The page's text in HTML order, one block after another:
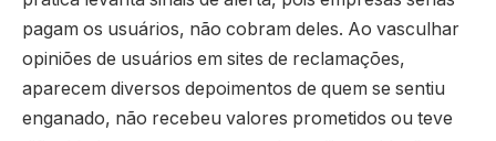
pagam os usuários, não cobram deles. Ao vasculhar
opiniões de usuários em sites de reclamações,
aparecem diversos depoimentos de quem se sentiu
enganado, não recebeu valores prometidos ou teve